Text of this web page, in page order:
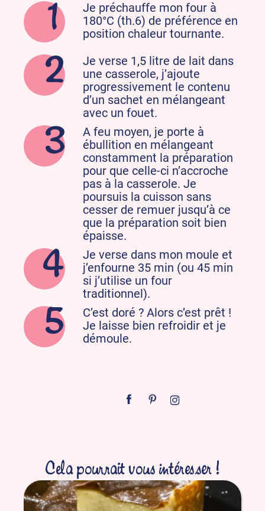
Je préchauffe mon four à
180°C (th.6) de préférence en
position chaleur tournante.
Je verse 1,5 litre de lait dans
une casserole, j’ajoute
progressivement le contenu
d’un sachet en mélangeant
avec un fouet.
A feu moyen, je porte à
ébullition en mélangeant
constamment la préparation
pour que celle-ci n’accroche
pas à la casserole. Je
poursuis la cuisson sans
cesser de remuer jusqu’à ce
que la préparation soit bien
épaisse.
Je verse dans mon moule et
j’enfourne 35 min (ou 45 min
si j’utilise un four
traditionnel).
C’est doré ? Alors c’est prêt !
Je laisse bien refroidir et je
démoule.
Cela pourrait vous intéresser !